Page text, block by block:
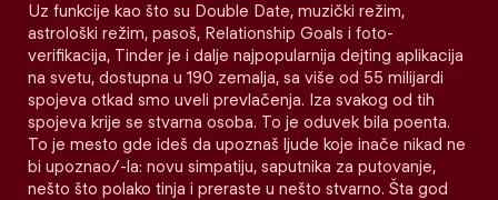
Uz funkcije kao što su Double Date, muzički režim,
astrološki režim, pasoš, Relationship Goals i foto-
verifikacija, Tinder je i dalje najpopularnija dejting aplikacija
na svetu, dostupna u 190 zemalja, sa više od 55 milijardi
spojeva otkad smo uveli prevlačenja. Iza svakog od tih
spojeva krije se stvarna osoba. To je oduvek bila poenta.
To je mesto gde ideš da upoznaš ljude koje inače nikad ne
bi upoznao/-la: novu simpatiju, saputnika za putovanje,
nešto što polako tinja i preraste u nešto stvarno. Šta god